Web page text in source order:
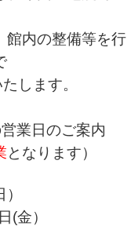
館内の整備等を行
たします。
業日のご案内
となります）
(金）